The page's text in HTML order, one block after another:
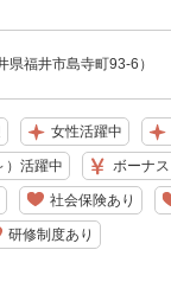
福井市島寺町93-6）
女性活躍中
）活躍中 ボーナ
社会保険あり
研修制度あり